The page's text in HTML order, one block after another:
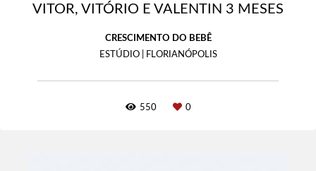
VITOR, VITÓRIO E VALENTIN 3 MESES
CRESCIMENTO DO BEBÊ
ESTÚDIO | FLORIANÓPOLIS
550 0